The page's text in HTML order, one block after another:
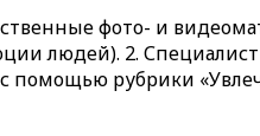
фото- и
людей). 2.
рубрики